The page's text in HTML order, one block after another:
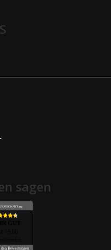
sagen
.org
Bewertungen